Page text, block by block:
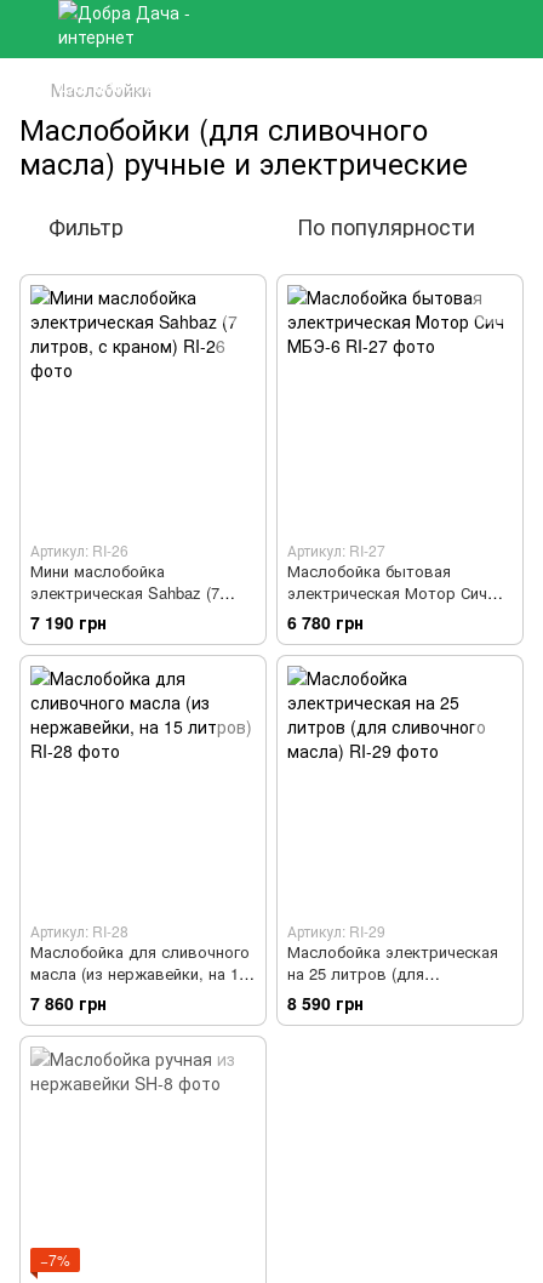
Маслобойки
Маслобойки (для сливочного
масла) ручные и электрические
Фильтр По популярности
Артикул: RI-26
Мини маслобойка
электрическая Sahbaz (7
литров, с краном)
7 190 грн
Артикул: RI-27
Маслобойка бытовая
электрическая Мотор Сич
МБЭ-6
6 780 грн
Артикул: RI-28
Маслобойка для сливочного
масла (из нержавейки, на 15
литров)
7 860 грн
Артикул: RI-29
Маслобойка электрическая
на 25 литров (для
сливочного масла)
8 590 грн
−7%